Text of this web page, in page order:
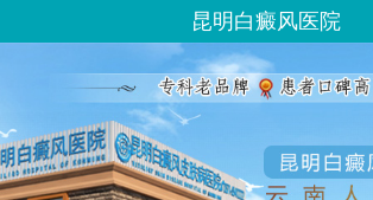
昆明白癜风医院